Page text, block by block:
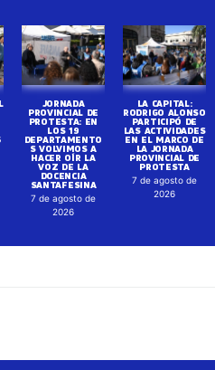
JORNADA
PROVINCIAL DE
PROTESTA: EN
LOS 19
DEPARTAMENTO
S VOLVIMOS A
HACER OÍR LA
VOZ DE LA
DOCENCIA
SANTAFESINA
7 de agosto de
2026
LA CAPITAL:
RODRIGO ALONSO
PARTICIPÓ DE
LAS ACTIVIDADES
EN EL MARCO DE
LA JORNADA
PROVINCIAL DE
PROTESTA
7 de agosto de
2026